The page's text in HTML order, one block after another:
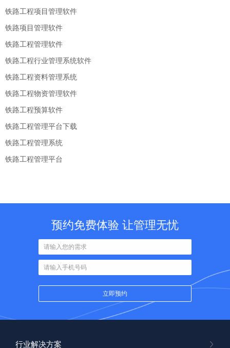
铁路工程项目管理软件
铁路项目管理软件
铁路工程管理软件
铁路工程行业管理系统软件
铁路工程资料管理系统
铁路工程物资管理软件
铁路工程预算软件
铁路工程管理平台下载
铁路工程管理系统
铁路工程管理平台
预约免费体验 让管理无忧
行业解决方案